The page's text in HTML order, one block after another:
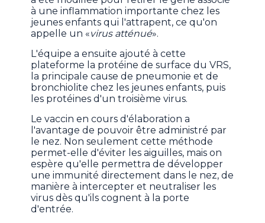
à une inflammation importante chez les
jeunes enfants qui l'attrapent, ce qu'on
appelle un «virus atténué».
L'équipe a ensuite ajouté à cette
plateforme la protéine de surface du VRS,
la principale cause de pneumonie et de
bronchiolite chez les jeunes enfants, puis
les protéines d'un troisième virus.
Le vaccin en cours d'élaboration a
l'avantage de pouvoir être administré par
le nez. Non seulement cette méthode
permet-elle d'éviter les aiguilles, mais on
espère qu'elle permettra de développer
une immunité directement dans le nez, de
manière à intercepter et neutraliser les
virus dès qu'ils cognent à la porte
d'entrée.